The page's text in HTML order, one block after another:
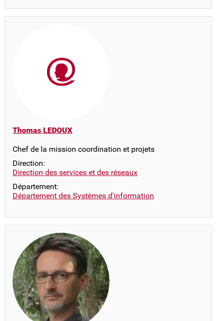
Thomas LEDOUX
Chef de la mission coordination et projets
Direction:
Direction des services et des réseaux
Département:
Département des Systèmes d'information